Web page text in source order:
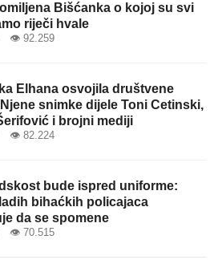
Bišćanka o kojoj su svi
riječi hvale
👁 92.259
Elhana osvojila društvene
snimke dijele Toni Cetinski,
i brojni mediji
👁 82.224
bude ispred uniforme:
bihaćkih policajaca
da se spomene
👁 70.515